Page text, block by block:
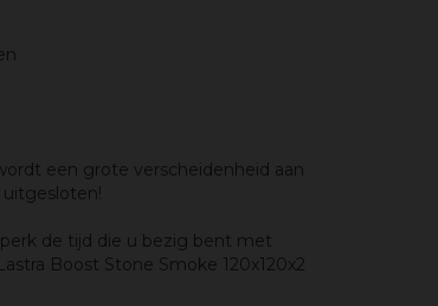
een grote verscheidenheid aan
de tijd die u bezig bent met
Boost Stone Smoke 120x120x2